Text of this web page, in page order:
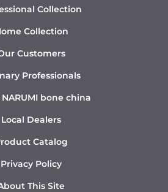
Collection
Collection
Customers
Professionals
bone china
Local Dealers
Catalog
Privacy Policy
This Site